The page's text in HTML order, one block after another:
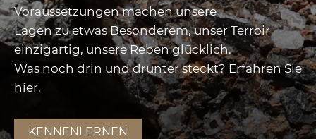
Voraussetzungen machen unsere
Lagen zu etwas Besonderem, unser Terroir
einzigartig, unsere Reben glücklich.
Was noch drin und drunter steckt? Erfahren Sie
hier.
KENNENLERNEN